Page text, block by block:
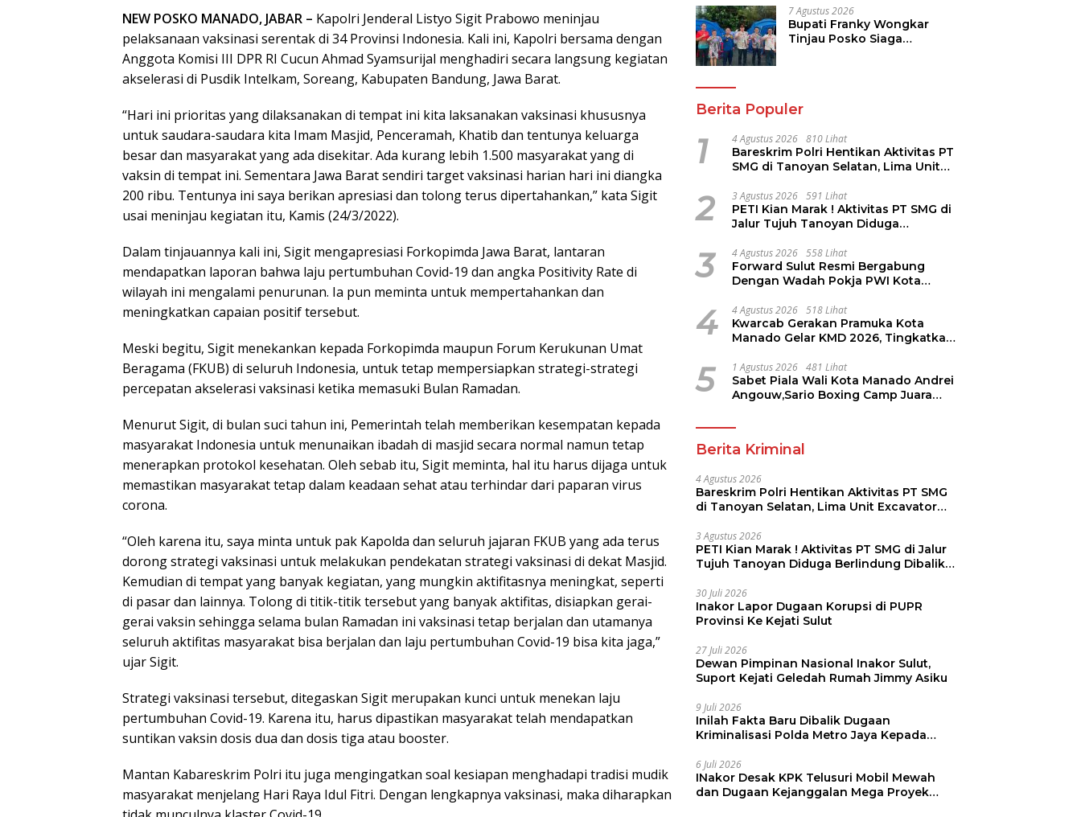
NEW POSKO MANADO, JABAR – Kapolri Jenderal Listyo Sigit Prabowo meninjau
pelaksanaan vaksinasi serentak di 34 Provinsi Indonesia. Kali ini, Kapolri bersama dengan
Anggota Komisi III DPR RI Cucun Ahmad Syamsurijal menghadiri secara langsung kegiatan
akselerasi di Pusdik Intelkam, Soreang, Kabupaten Bandung, Jawa Barat.
“Hari ini prioritas yang dilaksanakan di tempat ini kita laksanakan vaksinasi khususnya
untuk saudara-saudara kita Imam Masjid, Penceramah, Khatib dan tentunya keluarga
besar dan masyarakat yang ada disekitar. Ada kurang lebih 1.500 masyarakat yang di
vaksin di tempat ini. Sementara Jawa Barat sendiri target vaksinasi harian hari ini diangka
200 ribu. Tentunya ini saya berikan apresiasi dan tolong terus dipertahankan,” kata Sigit
usai meninjau kegiatan itu, Kamis (24/3/2022).
Dalam tinjauannya kali ini, Sigit mengapresiasi Forkopimda Jawa Barat, lantaran
mendapatkan laporan bahwa laju pertumbuhan Covid-19 dan angka Positivity Rate di
wilayah ini mengalami penurunan. Ia pun meminta untuk mempertahankan dan
meningkatkan capaian positif tersebut.
Meski begitu, Sigit menekankan kepada Forkopimda maupun Forum Kerukunan Umat
Beragama (FKUB) di seluruh Indonesia, untuk tetap mempersiapkan strategi-strategi
percepatan akselerasi vaksinasi ketika memasuki Bulan Ramadan.
Menurut Sigit, di bulan suci tahun ini, Pemerintah telah memberikan kesempatan kepada
masyarakat Indonesia untuk menunaikan ibadah di masjid secara normal namun tetap
menerapkan protokol kesehatan. Oleh sebab itu, Sigit meminta, hal itu harus dijaga untuk
memastikan masyarakat tetap dalam keadaan sehat atau terhindar dari paparan virus
corona.
“Oleh karena itu, saya minta untuk pak Kapolda dan seluruh jajaran FKUB yang ada terus
dorong strategi vaksinasi untuk melakukan pendekatan strategi vaksinasi di dekat Masjid.
Kemudian di tempat yang banyak kegiatan, yang mungkin aktifitasnya meningkat, seperti
di pasar dan lainnya. Tolong di titik-titik tersebut yang banyak aktifitas, disiapkan gerai-
gerai vaksin sehingga selama bulan Ramadan ini vaksinasi tetap berjalan dan utamanya
seluruh aktifitas masyarakat bisa berjalan dan laju pertumbuhan Covid-19 bisa kita jaga,”
ujar Sigit.
Strategi vaksinasi tersebut, ditegaskan Sigit merupakan kunci untuk menekan laju
pertumbuhan Covid-19. Karena itu, harus dipastikan masyarakat telah mendapatkan
suntikan vaksin dosis dua dan dosis tiga atau booster.
Mantan Kabareskrim Polri itu juga mengingatkan soal kesiapan menghadapi tradisi mudik
masyarakat menjelang Hari Raya Idul Fitri. Dengan lengkapnya vaksinasi, maka diharapkan
Hilirisasi Kelapa ke Investor
7 Agustus 2026
Bupati Franky Wongkar
Tinjau Posko Siaga
Berita Populer
1 4 Agustus 2026 810 Lihat
Bareskrim Polri Hentikan Aktivitas PT
SMG di Tanoyan Selatan, Lima Unit
2 3 Agustus 2026 591 Lihat
PETI Kian Marak ! Aktivitas PT SMG di
Jalur Tujuh Tanoyan Diduga
3 4 Agustus 2026 558 Lihat
Forward Sulut Resmi Bergabung
Dengan Wadah Pokja PWI Kota
4 4 Agustus 2026 518 Lihat
Kwarcab Gerakan Pramuka Kota
Manado Gelar KMD 2026, Tingkatkan
Pramuka
5 1 Agustus 2026 481 Lihat
Sabet Piala Wali Kota Manado Andrei
Angouw,Sario Boxing Camp Juara
Berita Kriminal
4 Agustus 2026
Bareskrim Polri Hentikan Aktivitas PT SMG
di Tanoyan Selatan, Lima Unit Excavator
3 Agustus 2026
PETI Kian Marak ! Aktivitas PT SMG di Jalur
Tujuh Tanoyan Diduga Berlindung Dibalik
30 Juli 2026
Inakor Lapor Dugaan Korupsi di PUPR
Provinsi Ke Kejati Sulut
27 Juli 2026
Dewan Pimpinan Nasional Inakor Sulut,
Suport Kejati Geledah Rumah Jimmy Asiku
9 Juli 2026
Inilah Fakta Baru Dibalik Dugaan
Kriminalisasi Polda Metro Jaya Kepada
6 Juli 2026
INakor Desak KPK Telusuri Mobil Mewah
dan Dugaan Kejanggalan Mega Proyek